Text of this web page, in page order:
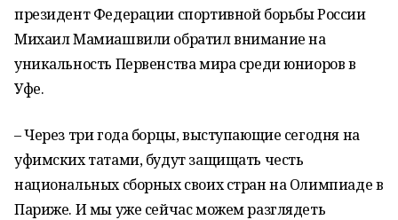
президент Федерации спортивной борьбы России
Михаил Мамиашвили обратил внимание на
уникальность Первенства мира среди юниоров в
Уфе.
– Через три года борцы, выступающие сегодня на
уфимских татами, будут защищать честь
национальных сборных своих стран на Олимпиаде в
Париже. И мы уже сейчас можем разглядеть